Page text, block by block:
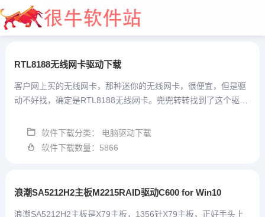
全开始
RTL8188无线网卡驱动下载
客户网上买的无线网卡，那种迷你的无线网卡，很便宜，但是驱
动不好找，确定是RTL8188无线网卡。兜兜转转找到了这个驱
号，FTV，难道是For TV的无线网卡？反正客户说很便宜，不
知...
软件下载分类： 电脑驱动下载
软件下载数量：5866
浪潮SA5212H2主板M2215RAID驱动C600 for Win10
浪潮SA5212H2主板是X79主板，1356针X79主板，正好手头上